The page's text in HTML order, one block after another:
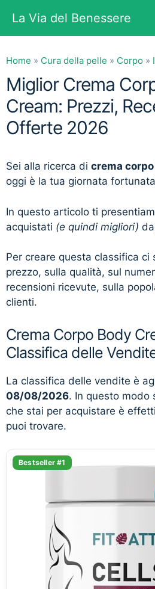
contenuto
La Via del Benessere
Home » Cura della pelle » Corpo »
Miglior Crema
Cream: Prezzi,
Offerte 2026
Sei alla ricerca di crema
oggi è la tua giornata
In questo articolo ti
acquistati (e quindi migliori)
Per creare questa classifica ci
prezzo, sulla qualità, sul
recensioni ricevute, sulla
clienti.
Crema Corpo Body
Classifica delle
La classifica delle vendite è
08/08/2026. In questo modo
che stai per acquistare è
puoi trovare.
Bestseller #1